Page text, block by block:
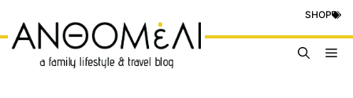
περιεχόμενο
SHOP